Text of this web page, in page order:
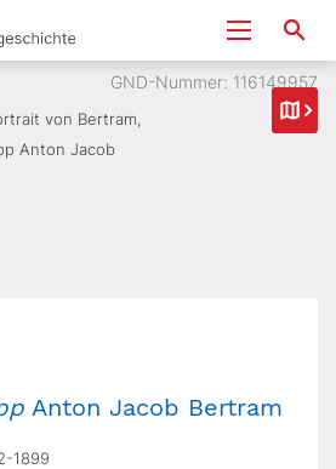
GND-Nummer: 116149957
Anton Jacob Bertram
1899